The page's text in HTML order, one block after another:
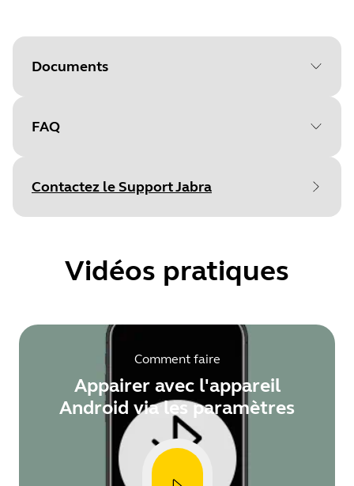
Documents
Document
Type pdf
Document Caractéristiques techniques
Anglais
Type pdf
809.3 KB
FAQ
Contactez le Support Jabra
Vidéos pratiques
Comment faire
Appairer avec l'appareil
Android via les paramètres